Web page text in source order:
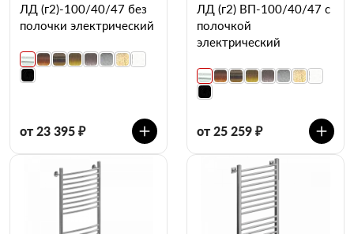
ЛД (г2)-100/40/47 без
полочки электрический
от 23 395 ₽
ЛД (г2) ВП-100/40/47 с
полочкой
электрический
от 25 259 ₽